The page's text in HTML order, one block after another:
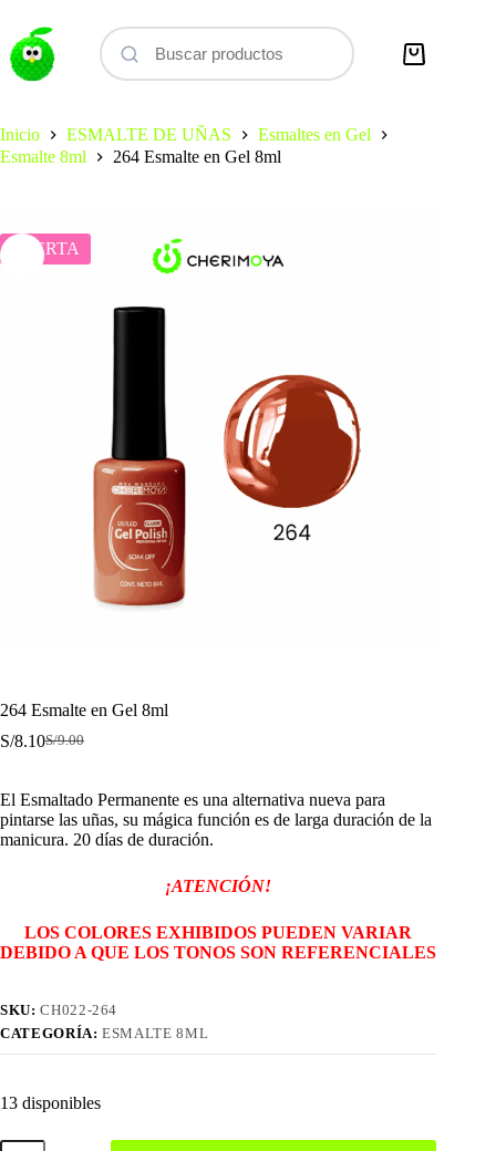
contenido
Carro
Inicio
ESMALTE DE UÑAS
Esmaltes en Gel
Esmalte 8ml
264 Esmalte en Gel 8ml
OFERTA
264 Esmalte en Gel 8ml
S/9.00
El
era:
S/9.00.
S/8.10El
es:
S/8.10.
El Esmaltado Permanente es una alternativa nueva para
pintarse las uñas, su mágica función es de larga duración de la
manicura. 20 días de duración.
¡ATENCIÓN!
LOS COLORES EXHIBIDOS PUEDEN VARIAR
DEBIDO A QUE LOS TONOS SON REFERENCIALES
SKU:CH022-264
CATEGORÍA:ESMALTE 8ML
13 disponibles